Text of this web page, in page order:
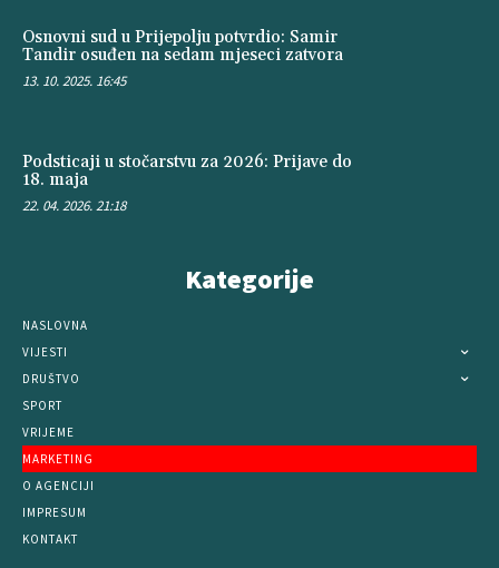
Osnovni sud u Prijepolju potvrdio: Samir
Tandir osuđen na sedam mjeseci zatvora
13. 10. 2025. 16:45
Podsticaji u stočarstvu za 2026: Prijave do
18. maja
22. 04. 2026. 21:18
Kategorije
NASLOVNA
VIJESTI
DRUŠTVO
SPORT
VRIJEME
MARKETING
O AGENCIJI
IMPRESUM
KONTAKT